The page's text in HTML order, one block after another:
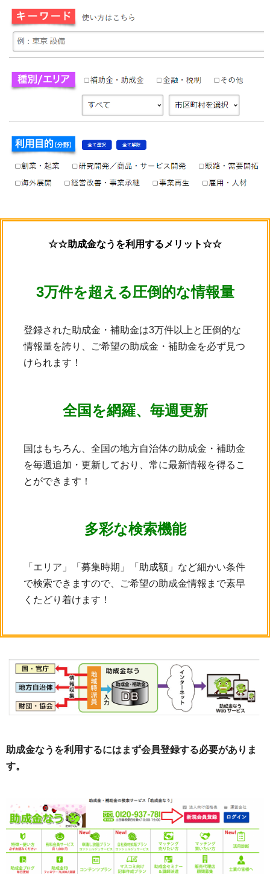
☆☆助成金なうを利用するメリット☆☆
3万件を超える圧倒的な情報量
登録された助成金・補助金は3万件以上と圧倒的な
情報量を誇り、ご希望の助成金・補助金を必ず見つ
けられます！
全国を網羅、毎週更新
国はもちろん、全国の地方自治体の助成金・補助金
を毎週追加・更新しており、常に最新情報を得るこ
とができます！
多彩な検索機能
「エリア」「募集時期」「助成額」など細かい条件
で検索できますので、ご希望の助成金情報まで素早
くたどり着けます！
助成金なうを利用するにはまず会員登録する必要がありま
す。